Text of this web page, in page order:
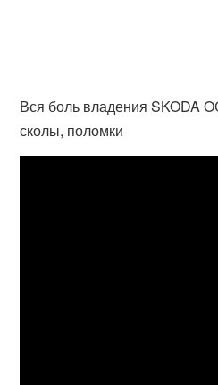
Вся боль владения SKODA
сколы, поломки